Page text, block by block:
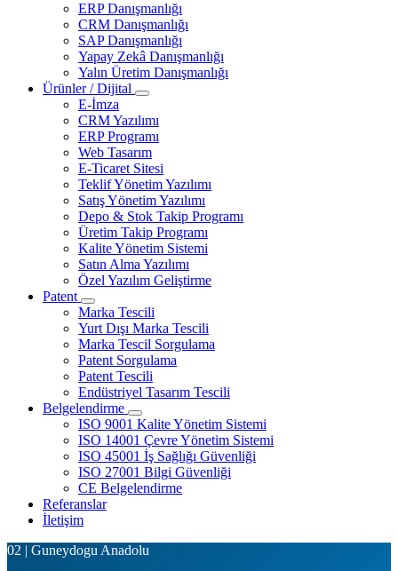
ERP Danışmanlığı
CRM Danışmanlığı
SAP Danışmanlığı
Yapay Zekâ Danışmanlığı
Yalın Üretim Danışmanlığı
Ürünler / Dijital
E-İmza
CRM Yazılımı
ERP Programı
Web Tasarım
E-Ticaret Sitesi
Teklif Yönetim Yazılımı
Satış Yönetim Yazılımı
Depo & Stok Takip Programı
Üretim Takip Programı
Kalite Yönetim Sistemi
Satın Alma Yazılımı
Özel Yazılım Geliştirme
Patent
Marka Tescili
Yurt Dışı Marka Tescili
Marka Tescil Sorgulama
Patent Sorgulama
Patent Tescili
Endüstriyel Tasarım Tescili
Belgelendirme
ISO 9001 Kalite Yönetim Sistemi
ISO 14001 Çevre Yönetim Sistemi
ISO 45001 İş Sağlığı Güvenliği
ISO 27001 Bilgi Güvenliği
CE Belgelendirme
Referanslar
İletişim
02 | Guneydogu Anadolu